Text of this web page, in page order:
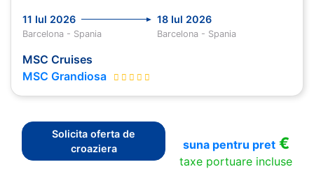
11 Iul 2026 18 Iul 2026
Barcelona - Spania Barcelona - Spania
MSC Cruises
MSC Grandiosa
Solicita oferta de
croaziera
suna pentru pret€
taxe portuare incluse